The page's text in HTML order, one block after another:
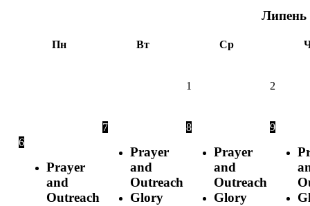
Липень
Пн Вт Ср
1 2
6
Prayer
and
Outreach
7
Prayer
and
Outreach
Glory
8
Prayer
and
Outreach
Glory
9